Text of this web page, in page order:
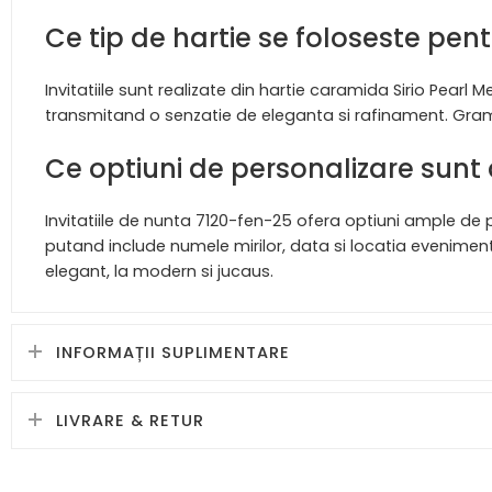
Ce tip de hartie se foloseste
Invitatiile sunt realizate din hartie caramida Sirio Pearl
transmitand o senzatie de eleganta si rafinament.
Ce optiuni de personalizare
Invitatiile de nunta 7120-fen-25 ofera optiuni ample
putand include numele mirilor, data si locatia
elegant, la modern si jucaus.
INFORMAȚII SUPLIMENTARE
LIVRARE & RETUR